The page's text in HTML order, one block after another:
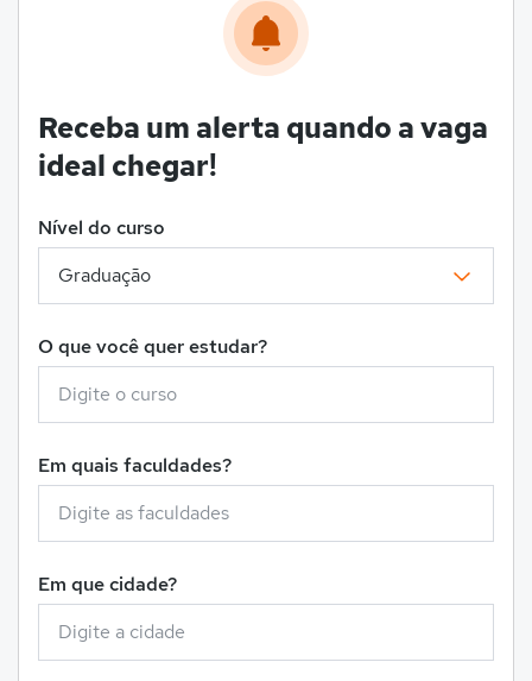
Receba um alerta quando a vaga
ideal chegar!
Nível do curso
O que você quer estudar?
Em quais faculdades?
Em que cidade?